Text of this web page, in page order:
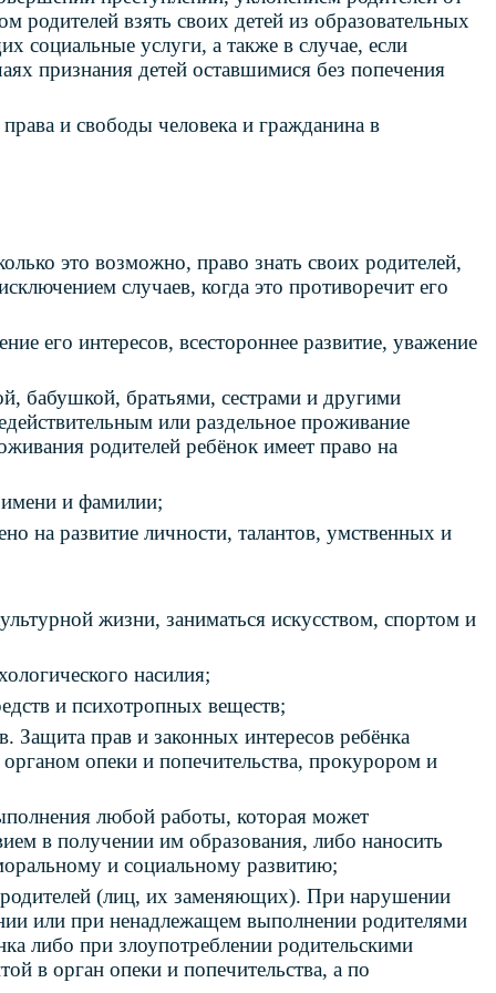
родителей взять своих детей из образовательных
социальные услуги, а также в случае, если
признания детей оставшимися без попечения
и свободы человека и гражданина в
это возможно, право знать своих родителей,
случаев, когда это противоречит его
его интересов, всестороннее развитие, уважение
бабушкой, братьями, сестрами и другими
или раздельное проживание
родителей ребёнок имеет право на
и фамилии;
на развитие личности, талантов, умственных и
жизни, заниматься искусством, спортом и
насилия;
и психотропных веществ;
Защита прав и законных интересов ребёнка
опеки и попечительства, прокурором и
любой работы, которая может
в получении им образования, либо наносить
и социальному развитию;
родителей (лиц, их заменяющих). При нарушении
или при ненадлежащем выполнении родителями
либо при злоупотреблении родительскими
в орган опеки и попечительства, а по